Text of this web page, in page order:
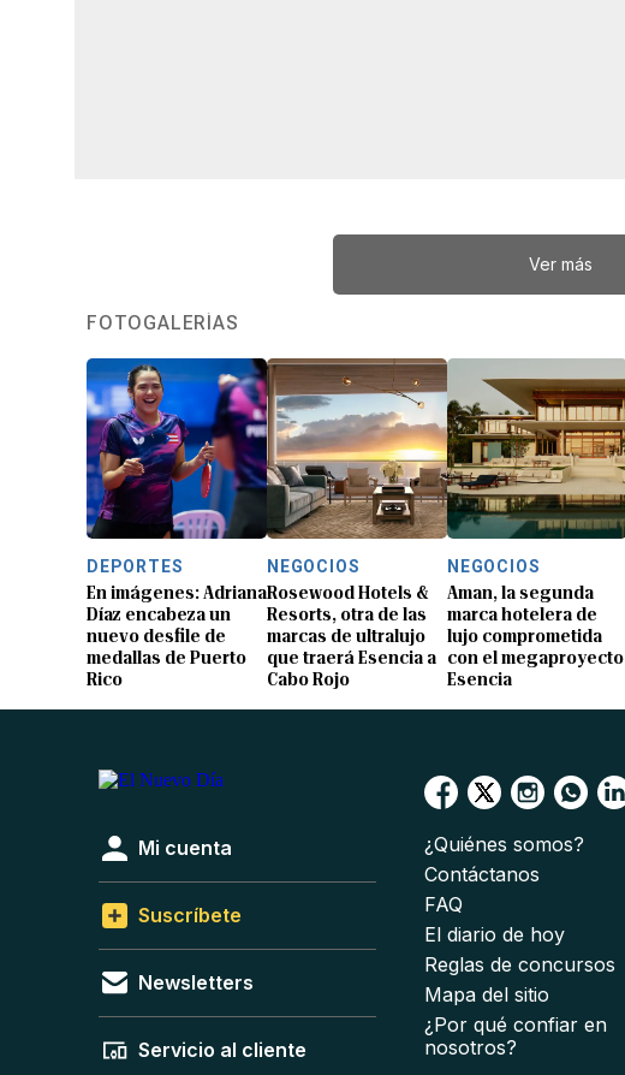
Ver más
FOTOGALERÍAS
DEPORTES
En imágenes: Adriana
Díaz encabeza un
nuevo desfile de
medallas de Puerto
Rico
NEGOCIOS
Rosewood Hotels &
Resorts, otra de las
marcas de ultralujo
que traerá Esencia a
Cabo Rojo
NEGOCIOS
Aman, la segunda
marca hotelera de
lujo comprometida
con el megaproyecto
Esencia
Mi cuenta
Suscríbete
Newsletters
Servicio al cliente
¿Quiénes somos?
Contáctanos
FAQ
El diario de hoy
Reglas de concursos
Mapa del sitio
¿Por qué confiar en
nosotros?